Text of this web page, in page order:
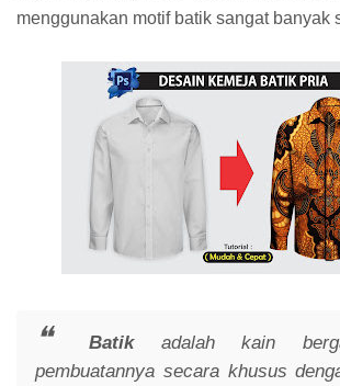
menggunakan motif batik sangat banyak
Batikadalah kain
pembuatannya secara khusus